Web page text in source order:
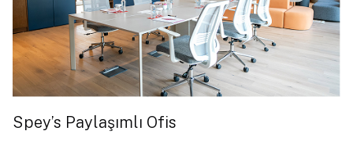
Spey’s Paylaşımlı Ofis